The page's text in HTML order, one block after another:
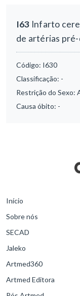
I63 Infarto
de artérias
Código: I630
Classificação: -
Restrição do Sexo:
Causa óbito: -
Início
Sobre nós
SECAD
Jaleko
Artmed360
Artmed Editora